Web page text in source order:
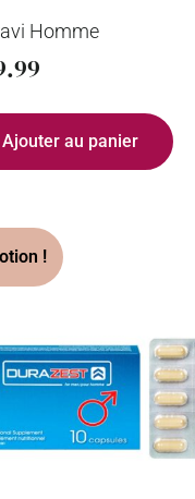
Homme
Ajouter au panier